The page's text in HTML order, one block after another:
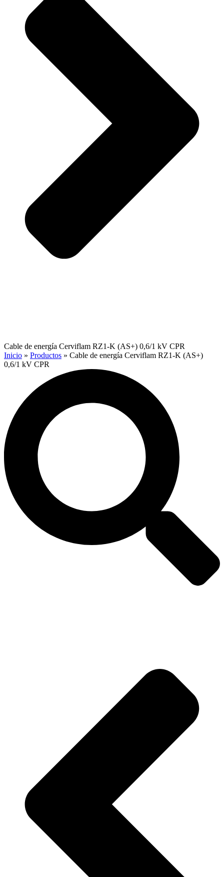
Cable de energía Cerviflam RZ1-K (AS+) 0,6/1 kV CPR
Inicio » Productos » Cable de energía Cerviflam RZ1-K (AS+)
0,6/1 kV CPR